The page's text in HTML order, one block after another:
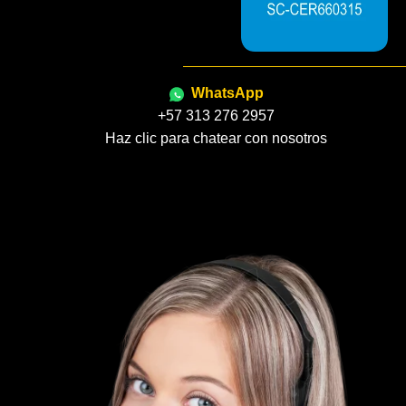
WhatsApp
+57 313 276 2957
Haz clic para chatear con nosotros